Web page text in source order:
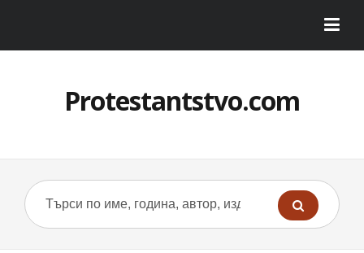
Protestantstvo.com